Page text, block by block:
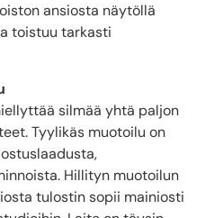
ansiosta näytöllä
toistuu tarkasti
silmää yhtä paljon
Tyylikäs muotoilu on
Hillityn muotoilun
tulostin sopii mainiosti